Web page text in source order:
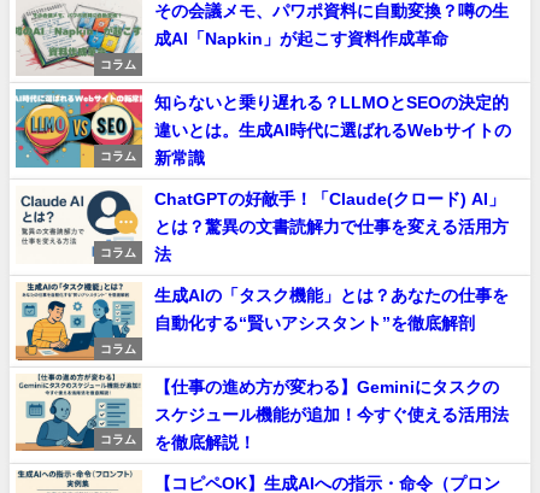
コラム
その会議メモ、パワポ資料に自動変換？噂の生
成AI「Napkin」が起こす資料作成革命
コラム
知らないと乗り遅れる？LLMOとSEOの決定的
違いとは。生成AI時代に選ばれるWebサイトの
新常識
コラム
ChatGPTの好敵手！「Claude(クロード) AI」
とは？驚異の文書読解力で仕事を変える活用方
法
コラム
生成AIの「タスク機能」とは？あなたの仕事を
自動化する“賢いアシスタント”を徹底解剖
コラム
【仕事の進め方が変わる】Geminiにタスクの
スケジュール機能が追加！今すぐ使える活用法
を徹底解説！
【コピペOK】生成AIへの指示・命令（プロン